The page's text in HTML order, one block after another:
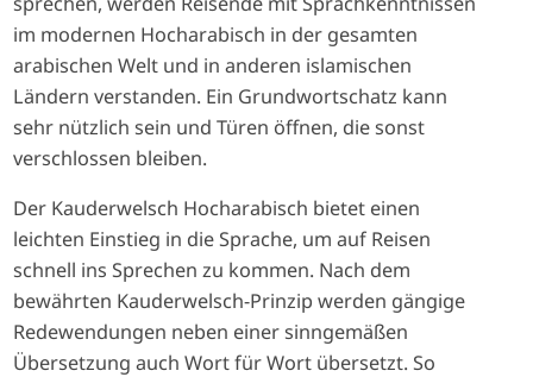
im modernen Hocharabisch in der gesamten
arabischen Welt und in anderen islamischen
Ländern verstanden. Ein Grundwortschatz kann
sehr nützlich sein und Türen öffnen, die sonst
verschlossen bleiben.
Der Kauderwelsch Hocharabisch bietet einen
leichten Einstieg in die Sprache, um auf Reisen
schnell ins Sprechen zu kommen. Nach dem
bewährten Kauderwelsch-Prinzip werden gängige
Redewendungen neben einer sinngemäßen
Übersetzung auch Wort für Wort übersetzt. So